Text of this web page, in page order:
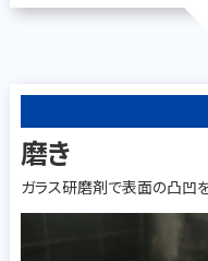
磨き
ガラス研磨剤で表面の凸凹